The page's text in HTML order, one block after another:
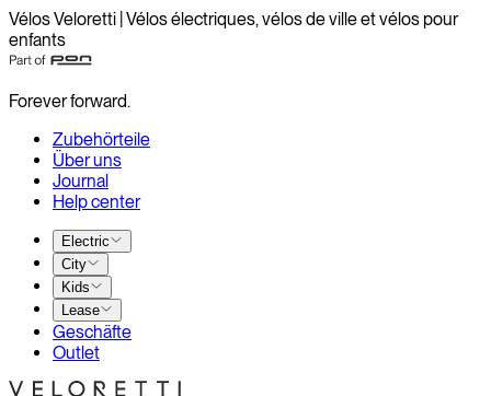
Vélos Veloretti | Vélos électriques, vélos de ville et vélos pour
enfants
Forever forward.
Zubehörteile
Über uns
Journal
Help center
Electric
City
Kids
Lease
Geschäfte
Outlet